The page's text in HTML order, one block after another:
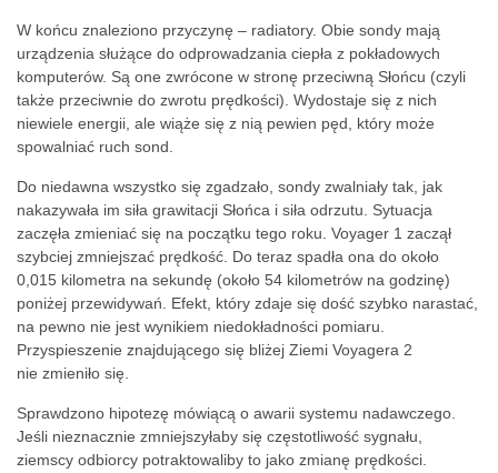
W końcu znaleziono przyczynę – radiatory. Obie sondy mają
urządzenia służące do odprowadzania ciepła z pokładowych
komputerów. Są one zwrócone w stronę przeciwną Słońcu (czyli
także przeciwnie do zwrotu prędkości). Wydostaje się z nich
niewiele energii, ale wiąże się z nią pewien pęd, który może
spowalniać ruch sond.
Do niedawna wszystko się zgadzało, sondy zwalniały tak, jak
nakazywała im siła grawitacji Słońca i siła odrzutu. Sytuacja
zaczęła zmieniać się na początku tego roku. Voyager 1 zaczął
szybciej zmniejszać prędkość. Do teraz spadła ona do około
0,015 kilometra na sekundę (około 54 kilometrów na godzinę)
poniżej przewidywań. Efekt, który zdaje się dość szybko narastać,
na pewno nie jest wynikiem niedokładności pomiaru.
Przyspieszenie znajdującego się bliżej Ziemi Voyagera 2
nie zmieniło się.
Sprawdzono hipotezę mówiącą o awarii systemu nadawczego.
Jeśli nieznacznie zmniejszyłaby się częstotliwość sygnału,
ziemscy odbiorcy potraktowaliby to jako zmianę prędkości.